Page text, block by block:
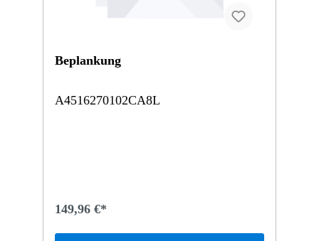
Beplankung
A4516270102CA8L
149,96 €*